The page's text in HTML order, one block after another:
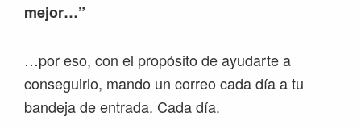
mejor…”
…por eso, con el propósito de ayudarte a
conseguirlo, mando un correo cada día a tu
bandeja de entrada. Cada día.